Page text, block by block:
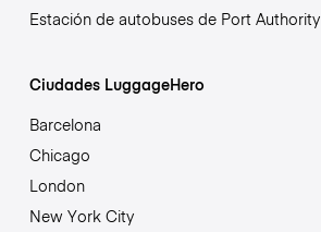
Estación de autobuses de Port Authority
Ciudades LuggageHero
Barcelona
Chicago
London
New York City